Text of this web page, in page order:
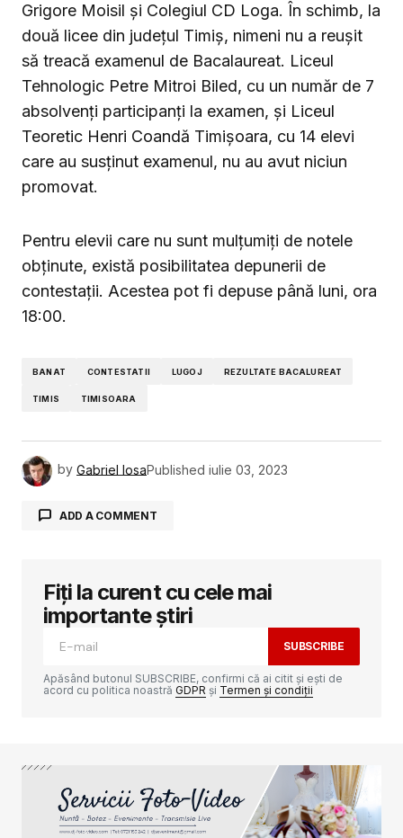
Grigore Moisil și Colegiul CD Loga. În schimb, la
două licee din județul Timiș, nimeni nu a reușit
să treacă examenul de Bacalaureat. Liceul
Tehnologic Petre Mitroi Biled, cu un număr de 7
absolvenți participanți la examen, și Liceul
Teoretic Henri Coandă Timișoara, cu 14 elevi
care au susținut examenul, nu au avut niciun
promovat.
Pentru elevii care nu sunt mulțumiți de notele
obținute, există posibilitatea depunerii de
contestații. Acestea pot fi depuse până luni, ora
18:00.
BANAT CONTESTATII LUGOJ REZULTATE BACALUREAT
TIMIS TIMISOARA
by Gabriel IosaPublished iulie 03, 2023
ADD A COMMENT
Adresa ta de email nu va fi publicată.
Câmpurile obligatorii sunt marcate cu
Your E-mail*
Fiți la curent cu cele mai
importante știri
SUBSCRIBE
Apăsând butonul SUBSCRIBE, confirmi că ai citit și ești de
acord cu politica noastră GDPR și Termen și condiții